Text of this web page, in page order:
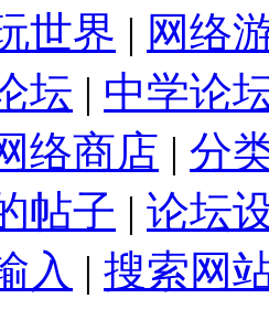
世界 | 网络
坛 | 中学论
络商店 | 分
帖子 | 论坛
入 | 搜索网